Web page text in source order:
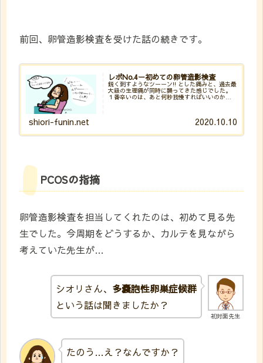
前回、卵管造影検査を受けた話の続きです。
レポNo.4ー初めての卵管造影検査
鋭く刺すようなツーーン!! とした痛みと、過去最
大級の生理痛が同時に襲ってきた感じでした。
１番辛いのは、あと何秒我慢すればいいのか全
shiori-funin.net 2020.10.10
PCOSの指摘
卵管造影検査を担当してくれたのは、初めて見る先
生でした。今周期をどうするか、カルテを見ながら
考えていた先生が…
初対面先生
シオリさん、 多嚢胞性卵巣症候群
という話は聞きましたか？
たのう…え？なんですか？